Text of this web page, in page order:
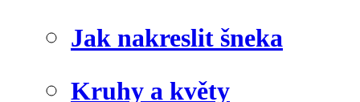
Jak nakreslit šneka
Kruhy a květy